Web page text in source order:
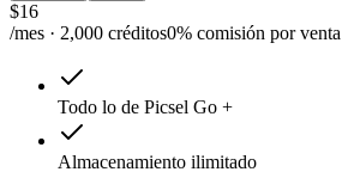
$16
/mes · 2,000 créditos0% comisión por venta
Todo lo de Picsel Go +
Almacenamiento ilimitado